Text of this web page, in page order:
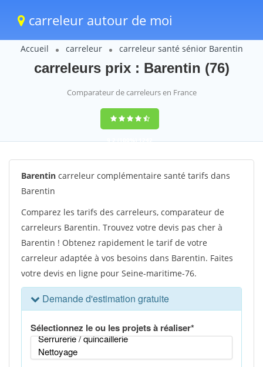
carreleur autour de moi
Accueil carreleur carreleur santé sénior Barentin
carreleurs prix : Barentin (76)
Comparateur de carreleurs en France
9,2(100%)1242
votes
Barentin carreleur complémentaire santé tarifs dans
Barentin
Comparez les tarifs des carreleurs, comparateur de
carreleurs Barentin. Trouvez votre devis pas cher à
Barentin ! Obtenez rapidement le tarif de votre
carreleur adaptée à vos besoins dans Barentin. Faites
votre devis en ligne pour Seine-maritime-76.